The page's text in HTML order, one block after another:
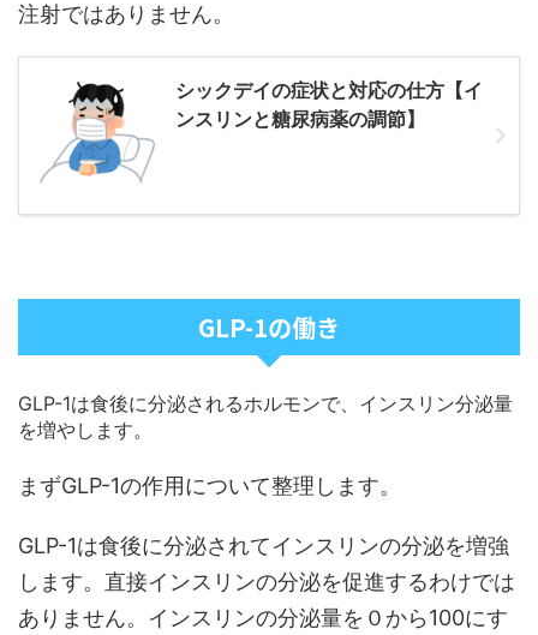
注射ではありません。
シックデイの症状と対応の仕方【イ
ンスリンと糖尿病薬の調節】
GLP-1の働き
GLP-1は食後に分泌されるホルモンで、インスリン分泌量
を増やします。
まずGLP-1の作用について整理します。
GLP-1は食後に分泌されてインスリンの分泌を増強
します。直接インスリンの分泌を促進するわけでは
ありません。インスリンの分泌量を０から100にす